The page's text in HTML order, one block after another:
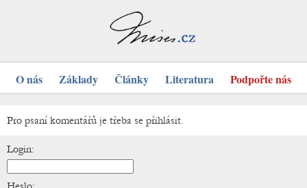
O nás Základy Články Literatura Podpořte nás
Pro psaní komentářů je třeba se přihlásit.
Login: